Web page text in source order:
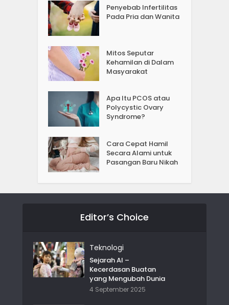
Penyebab Infertilitas
Pada Pria dan Wanita
Mitos Seputar
Kehamilan di Dalam
Masyarakat
Apa Itu PCOS atau
Polycystic Ovary
Syndrome?
Cara Cepat Hamil
Secara Alami untuk
Pasangan Baru Nikah
Editor’s Choice
Teknologi
Sejarah AI –
Kecerdasan Buatan
yang Mengubah Dunia
4 September 2025